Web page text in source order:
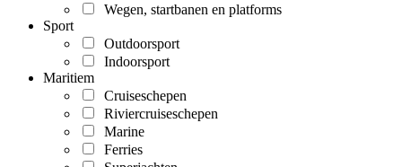
Wegen, startbanen en platforms
Sport
Outdoorsport
Indoorsport
Maritiem
Cruiseschepen
Riviercruiseschepen
Marine
Ferries